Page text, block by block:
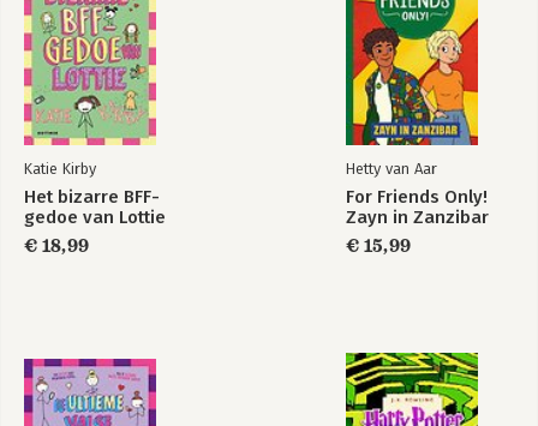
Katie Kirby
Het bizarre BFF-
gedoe van Lottie
€ 18,99
Hetty van Aar
For Friends Only!
Zayn in Zanzibar
€ 15,99